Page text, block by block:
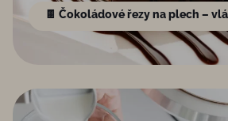
🍫 Čokoládové řezy na plech –